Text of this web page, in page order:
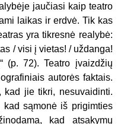
jaučiasi kaip teatro
laikas ir erdvė. Tik kas
yra tikresnė realybė:
/ visi į vietas! / uždanga!
(p. 72). Teatro įvaizdžių
autorės faktais.
kad jie tikri, nesuvaidinti.
kad sąmonė iš prigimties
kad atsakymų